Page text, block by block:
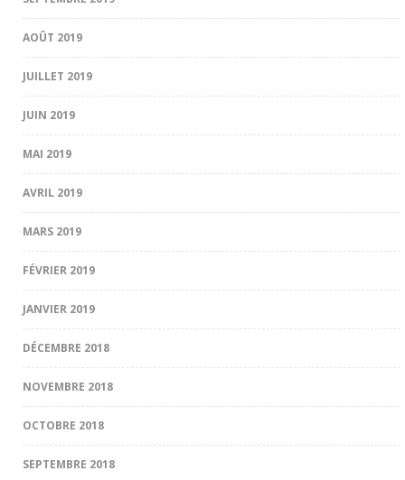
AOÛT 2019
JUILLET 2019
JUIN 2019
MAI 2019
AVRIL 2019
MARS 2019
FÉVRIER 2019
JANVIER 2019
DÉCEMBRE 2018
NOVEMBRE 2018
OCTOBRE 2018
SEPTEMBRE 2018